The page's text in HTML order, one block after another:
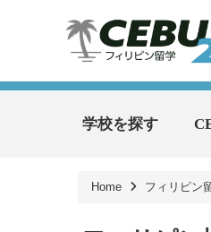
学校を探す
Home フィリピン